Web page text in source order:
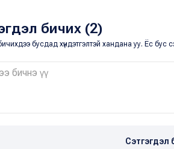
бичих (2)
бусдад хүндэтгэлтэй хандана уу. Ёс бус
Сэтгэгдэл